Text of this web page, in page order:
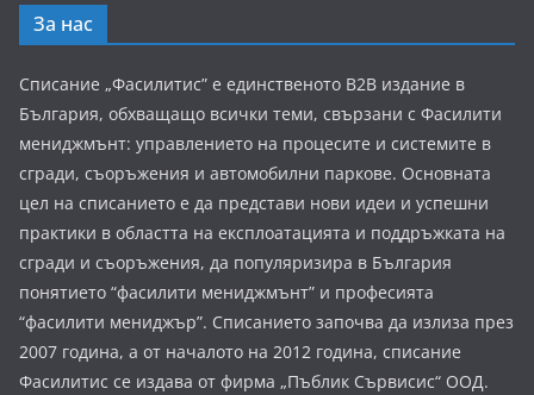
За нас
Списание „Фасилитис” е единственото B2B издание в
България, обхващащо всички теми, свързани с Фасилити
мениджмънт: управлението на процесите и системите в
сгради, съоръжения и автомобилни паркове. Основната
цел на списанието е да представи нови идеи и успешни
практики в областта на експлоатацията и поддръжката на
сгради и съоръжения, да популяризира в България
понятието “фасилити мениджмънт” и професията
“фасилити мениджър”. Списанието започва да излиза през
2007 година, а от началото на 2012 година, списание
Фасилитис се издава от фирма „Пъблик Сървисис“ ООД.